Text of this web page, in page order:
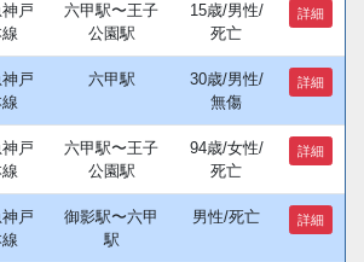
戸
六甲駅〜王子
公園駅
15歳/男性/
死亡
詳細
戸
六甲駅
30歳/男性/
無傷
詳細
戸
六甲駅〜王子
公園駅
94歳/女性/
死亡
詳細
戸
御影駅〜六甲
駅
男性/死亡 詳細